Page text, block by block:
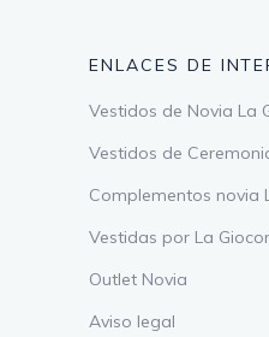
ENLACES DE
Vestidos de Novia La
Vestidos de
Complementos novia
Vestidas por La
Outlet Novia
Aviso legal